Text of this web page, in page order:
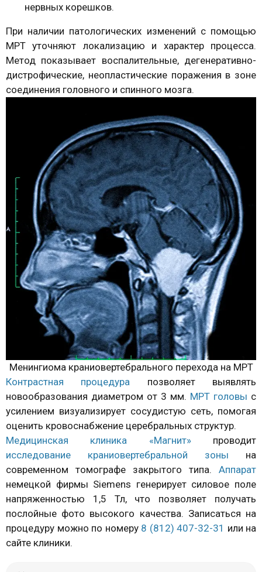
нервных корешков.
При наличии патологических изменений с помощью
МРТ уточняют локализацию и характер процесса.
Метод показывает воспалительные, дегенеративно-
дистрофические, неопластические поражения в зоне
соединения головного и спинного мозга.
Менингиома краниовертебрального перехода на МРТ
Контрастная процедура позволяет выявлять
новообразования диаметром от 3 мм. МРТ головы с
усилением визуализирует сосудистую сеть, помогая
оценить кровоснабжение церебральных структур.
Медицинская клиника «Магнит»проводит
исследование краниовертебральной зоны на
современном томографе закрытого типа. Аппарат
немецкой фирмы Siemens генерирует силовое поле
напряженностью 1,5 Тл, что позволяет получать
послойные фото высокого качества. Записаться на
процедуру можно по номеру 8 (812) 407-32-31 или на
сайте клиники.